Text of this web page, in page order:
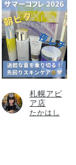
札幌アピ
ア店
たかはし